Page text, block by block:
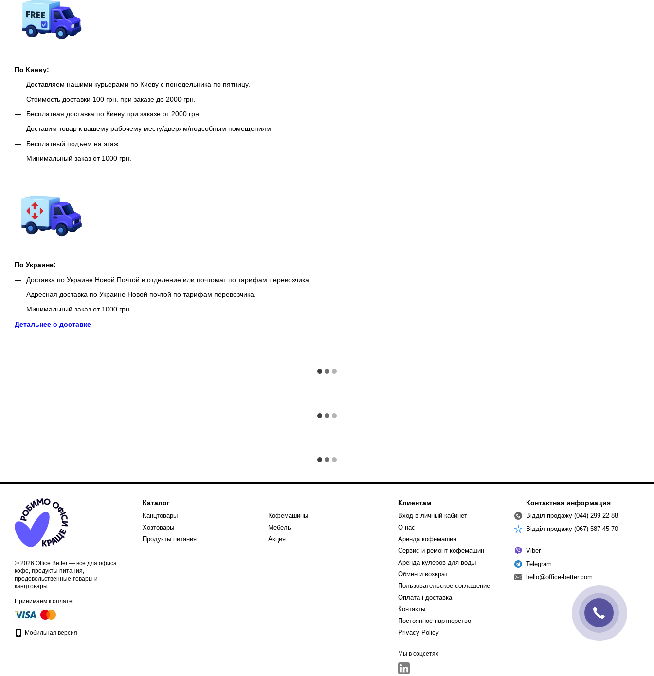
По Киеву:
Доставляем нашими курьерами по Киеву с понедельника по пятницу.
Стоимость доставки 100 грн. при заказе до 2000 грн.
Бесплатная доставка по Киеву при заказе от 2000 грн.
Доставим товар к вашему рабочему месту/дверям/подсобным помещениям.
Бесплатный подъем на этаж.
Минимальный заказ от 1000 грн.
По Украине:
Доставка по Украине Новой Почтой в отделение или почтомат по тарифам перевозчика.
Адресная доставка по Украине Новой почтой по тарифам перевозчика.
Минимальный заказ от 1000 грн.
Детальнее о доставке
© 2026 Office Better — все для офиса:
кофе, продукты питания,
продовольственные товары и
канцтовары
Принимаем к оплате
Мобильная версия
Каталог
Канцтовары
Хозтовары
Продукты питания
Кофемашины
Мебель
Акция
Клиентам
Вход в личный кабинет
О нас
Аренда кофемашин
Сервис и ремонт кофемашин
Аренда кулеров для воды
Обмен и возврат
Пользовательское соглашение
Оплата і доставка
Контакты
Постоянное партнерство
Privacy Policy
Мы в соцсетях
Контактная информация
Відділ продажу (044) 299 22 88
Відділ продажу (067) 587 45 70
Viber
Telegram
hello@office-better.com